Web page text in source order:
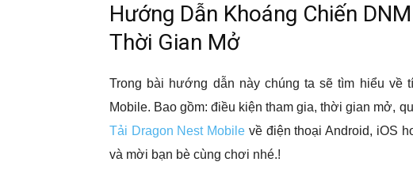
Hướng Dẫn Khoáng Chiến
Thời Gian Mở
Trong bài hướng dẫn này chúng ta sẽ tìm hiểu về
Mobile. Bao gồm: điều kiện tham gia, thời gian mở,
Tải Dragon Nest Mobile về điện thoại Android, iOS
và mời bạn bè cùng chơi nhé.!